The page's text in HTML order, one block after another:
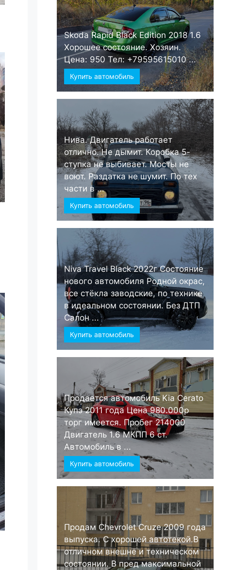
Skoda Rapid Black Edition 2018 1.6
Хорошее состояние. Хозяин.
Цена: 950 Тел: +79595615010 ...
Купить автомобиль
Нива. Двигатель работает
отлично. Не дымит. Коробка 5-
ступка не выбивает. Мосты не
воют. Раздатка не шумит. По тех
части в ...
Купить автомобиль
Niva Travel Black 2022г Состояние
нового автомобиля Родной окрас,
все стёкла заводские, по технике
в идеальном состоянии. Без ДТП
Салон ...
Купить автомобиль
Продается автомобиль Kia Cerato
Купэ 2011 года Цена 980.000р
торг имеется. Пробег 214000
Двигатель 1.6 МКПП 6 ст.
Автомобиль в ...
Купить автомобиль
Продам Chevrolet Cruze 2009 года
выпуска. С хорошей автотекой.В
отличном внешне и техническом
состоянии. В пред максимальной